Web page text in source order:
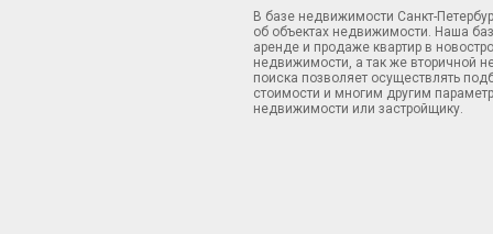
В базе недвижимости Санкт-
об объектах недвижимости. Наша
аренде и продаже квартир в
недвижимости, а так же вторичной
поиска позволяет осуществлять
стоимости и многим другим
недвижимости или застройщику.